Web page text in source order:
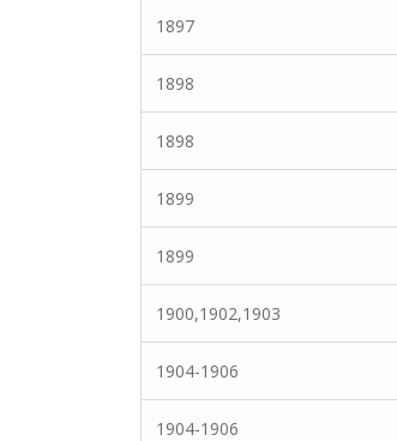
1897
1898
1898
1899
1899
1900,1902,1903
1904-1906
1904-1906